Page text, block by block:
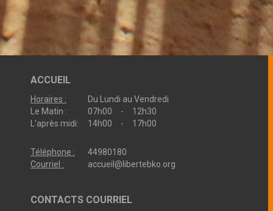
ACCUEIL
Horaires :
Le Matin :
L’après midi:
Du Lundi au Vendredi
07h00 - 12h30
14h00 - 17h00
Téléphone :
Courriel :
44980180
accueil@libertebko.org
CONTACTS COURRIEL